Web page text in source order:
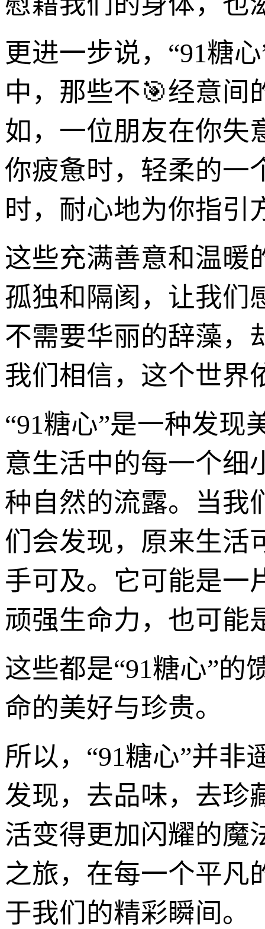
更进一步说，“91糖
中，那些不🎯经意间
如，一位朋友在你失
你疲惫时，轻柔的一
时，耐心地为你指引
这些充满善意和温暖
孤独和隔阂，让我们
不需要华丽的辞藻，
我们相信，这个世界
“91糖心”是一种发现
意生活中的每一个细
种自然的流露。当我
们会发现，原来生活
手可及。它可能是一
顽强生命力，也可能
这些都是“91糖心”的
命的美好与珍贵。
所以，“91糖心”并非
发现，去品味，去珍
活变得更加闪耀的魔
之旅，在每一个平凡
于我们的精彩瞬间。